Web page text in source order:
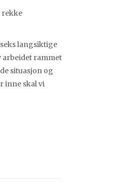
rekke
langsiktige
arbeidet rammet
situasjon og
inne skal vi